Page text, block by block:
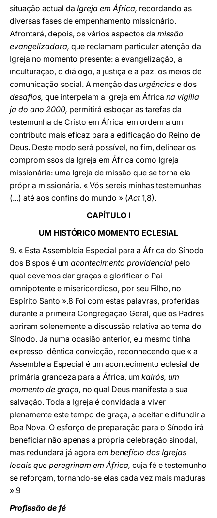
situação actual da Igreja em África, recordando as
diversas fases de empenhamento missionário.
Afrontará, depois, os vários aspectos da missão
evangelizadora, que reclamam particular atenção da
Igreja no momento presente: a evangelização, a
inculturação, o diálogo, a justiça e a paz, os meios de
comunicação social. A menção das urgências e dos
desafios, que interpelam a Igreja em África na vigília
já do ano 2000, permitirá esboçar as tarefas da
testemunha de Cristo em África, em ordem a um
contributo mais eficaz para a edificação do Reino de
Deus. Deste modo será possível, no fim, delinear os
compromissos da Igreja em África como Igreja
missionária: uma Igreja de missão que se torna ela
própria missionária. « Vós sereis minhas testemunhas
(...) até aos confins do mundo » (Act1,8).
CAPÍTULO I
UM HISTÓRICO MOMENTO ECLESIAL
9. « Esta Assembleia Especial para a África do Sínodo
dos Bispos é um acontecimento providencial pelo
qual devemos dar graças e glorificar o Pai
omnipotente e misericordioso, por seu Filho, no
Espírito Santo ».8 Foi com estas palavras, proferidas
durante a primeira Congregação Geral, que os Padres
abriram solenemente a discussão relativa ao tema do
Sínodo. Já numa ocasião anterior, eu mesmo tinha
expresso idêntica convicção, reconhecendo que « a
Assembleia Especial é um acontecimento eclesial de
primária grandeza para a África, um kairós, um
momento de graça, no qual Deus manifesta a sua
salvação. Toda a Igreja é convidada a viver
plenamente este tempo de graça, a aceitar e difundir a
Boa Nova. O esforço de preparação para o Sínodo irá
beneficiar não apenas a própria celebração sinodal,
mas redundará já agora em benefício das Igrejas
locais que peregrinam em África, cuja fé e testemunho
se reforçam, tornando-se elas cada vez mais maduras
».9
Profissão de fé